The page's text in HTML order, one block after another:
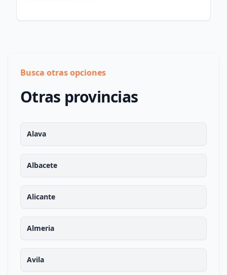
Busca otras opciones
Otras provincias
Alava
Albacete
Alicante
Almeria
Avila